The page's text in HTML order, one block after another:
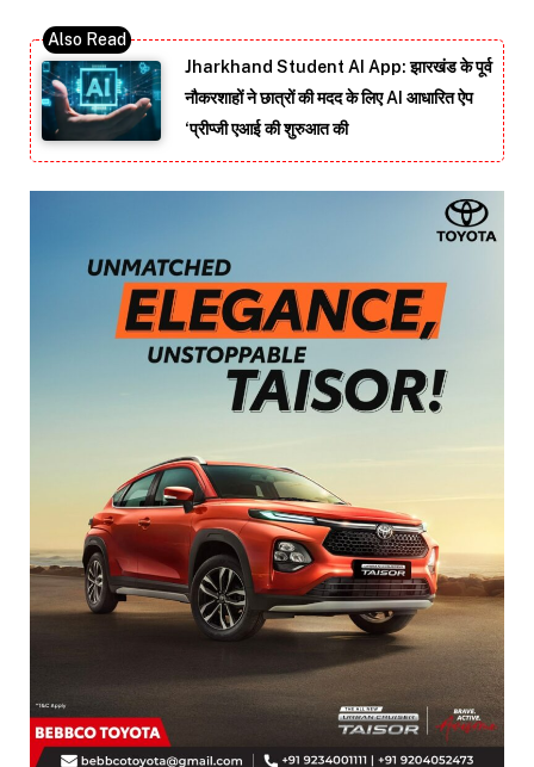
Jharkhand Student AI App: झारखंड के पूर्व
नौकरशाहों ने छात्रों की मदद के लिए AI आधारित ऐप
‘प्रीप्जी एआई की शुरुआत की